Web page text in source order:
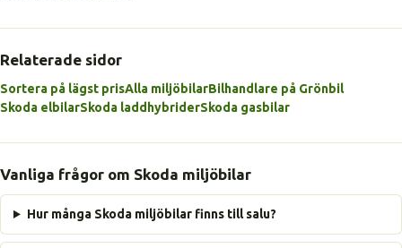
Relaterade sidor
Sortera på lägst prisAlla miljöbilarBilhandlare på Grönbil
Skoda elbilarSkoda laddhybriderSkoda gasbilar
Vanliga frågor om Skoda miljöbilar
Hur många Skoda miljöbilar finns till salu?